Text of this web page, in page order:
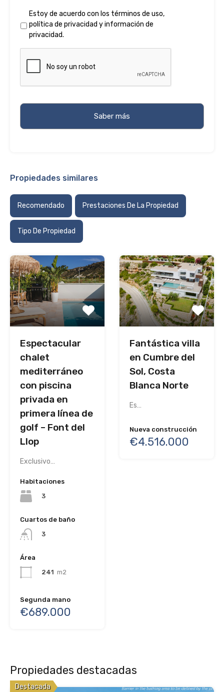
Estoy de acuerdo con los términos de uso,
política de privacidad yinformación de
privacidad.
Propiedades similares
Recomendado Prestaciones De La Propiedad
Tipo De Propiedad
Espectacular
chalet
mediterráneo
con piscina
privada en
primera línea de
golf – Font del
Llop
Exclusivo…
Habitaciones
3
Cuartos de baño
3
Área
241 m2
Segunda mano
€689.000
Fantástica villa
en Cumbre del
Sol, Costa
Blanca Norte
Es…
Nueva construcción
€4.516.000
Propiedades destacadas
Destacada